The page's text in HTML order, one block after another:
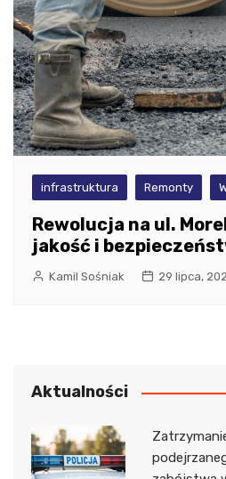
infrastruktura Remonty
Rewolucja na ul.
jakość i
Kamil Sośniak 29 lipca,
Aktualności